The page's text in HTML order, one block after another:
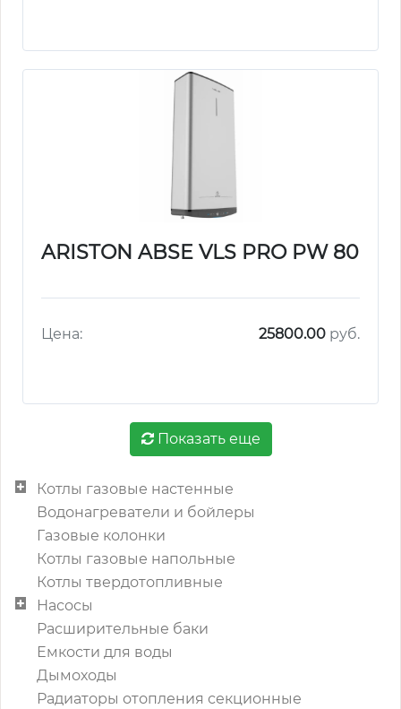
Котлы газовые настенные
Водонагреватели и бойлеры
Газовые колонки
Котлы газовые напольные
Котлы твердотопливные
Насосы
Расширительные баки
Емкости для воды
Дымоходы
Радиаторы отопления секционные
ARISTON ABSE VLS PRO PW 80
Цена: 25800.00руб.
Показать еще